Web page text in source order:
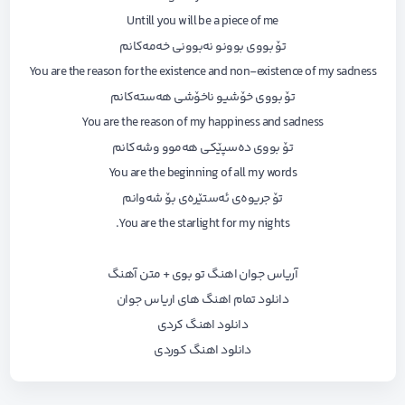
Untill you will be a piece of me
تۆ بووی بوونو نەبوونی خەمەکانم
You are the reason for the existence and non-existence of my sadness
تۆ بووی خۆشیو ناخۆشی هەستەکانم
You are the reason of my happiness and sadness
تۆ بووی دەسپێکی هەموو وشەکانم
You are the beginning of all my words
تۆ جریوەی ئەستێرەی بۆ شەوانم
You are the starlight for my nights.
آریاس جوان اهنگ تو بوی + متن آهنگ
دانلود تمام اهنگ های اریاس جوان
دانلود اهنگ کردی
دانلود اهنگ کوردی